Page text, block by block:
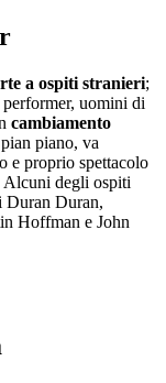
a ospiti stranieri;
uomini di
cambiamento
piano, va
e proprio spettacolo
Alcuni degli ospiti
Duran Duran,
Hoffman e John